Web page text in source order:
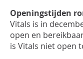
Openingstijden
Vitals is in
open en
is Vitals niet open